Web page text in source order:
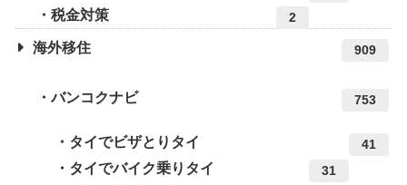
税金対策 2
海外移住 909
バンコクナビ 753
タイでビザとりタイ 41
タイでバイク乗りタイ 31